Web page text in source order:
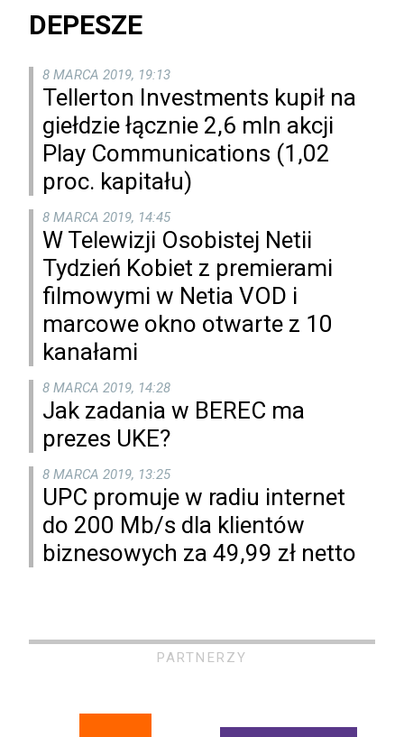
DEPESZE
8 MARCA 2019, 19:13
Tellerton Investments kupił na
giełdzie łącznie 2,6 mln akcji
Play Communications (1,02
proc. kapitału)
8 MARCA 2019, 14:45
W Telewizji Osobistej Netii
Tydzień Kobiet z premierami
filmowymi w Netia VOD i
marcowe okno otwarte z 10
kanałami
8 MARCA 2019, 14:28
Jak zadania w BEREC ma
prezes UKE?
8 MARCA 2019, 13:25
UPC promuje w radiu internet
do 200 Mb/s dla klientów
biznesowych za 49,99 zł netto
PARTNERZY